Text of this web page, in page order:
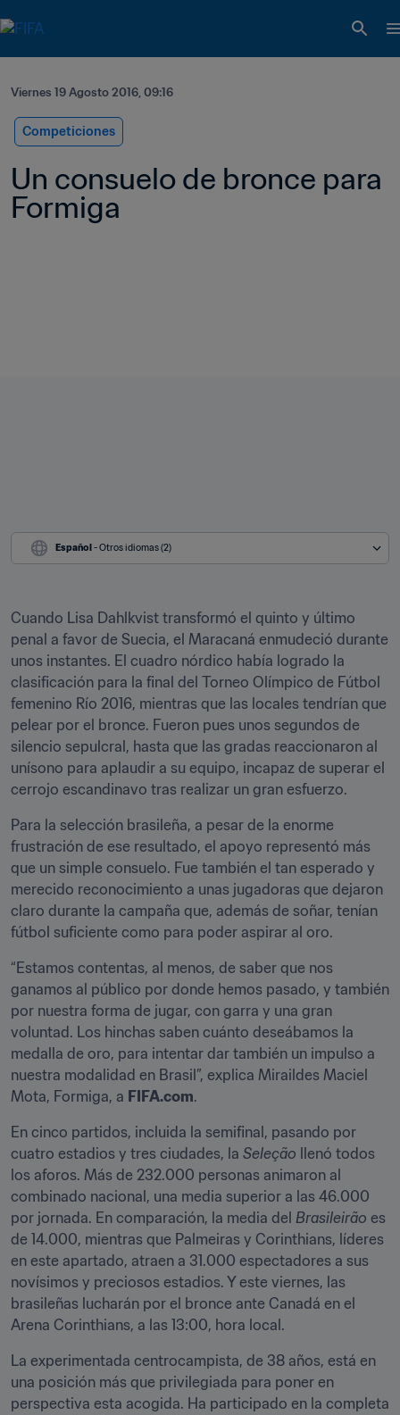
Viernes 19 Agosto 2016, 09:16
Competiciones
Un consuelo de bronce para
Formiga
Español - Otros idiomas (2)
Cuando Lisa Dahlkvist transformó el quinto y último
penal a favor de Suecia, el Maracaná enmudeció durante
unos instantes. El cuadro nórdico había logrado la
clasificación para la final del Torneo Olímpico de Fútbol
femenino Río 2016, mientras que las locales tendrían que
pelear por el bronce. Fueron pues unos segundos de
silencio sepulcral, hasta que las gradas reaccionaron al
unísono para aplaudir a su equipo, incapaz de superar el
cerrojo escandinavo tras realizar un gran esfuerzo.
Para la selección brasileña, a pesar de la enorme
frustración de ese resultado, el apoyo representó más
que un simple consuelo. Fue también el tan esperado y
merecido reconocimiento a unas jugadoras que dejaron
claro durante la campaña que, además de soñar, tenían
fútbol suficiente como para poder aspirar al oro.
“Estamos contentas, al menos, de saber que nos
ganamos al público por donde hemos pasado, y también
por nuestra forma de jugar, con garra y una gran
voluntad. Los hinchas saben cuánto deseábamos la
medalla de oro, para intentar dar también un impulso a
nuestra modalidad en Brasil”, explica Miraildes Maciel
Mota, Formiga, a FIFA.com.
En cinco partidos, incluida la semifinal, pasando por
cuatro estadios y tres ciudades, la Seleção llenó todos
los aforos. Más de 232.000 personas animaron al
combinado nacional, una media superior a las 46.000
por jornada. En comparación, la media del Brasileirão es
de 14.000, mientras que Palmeiras y Corinthians, líderes
en este apartado, atraen a 31.000 espectadores a sus
novísimos y preciosos estadios. Y este viernes, las
brasileñas lucharán por el bronce ante Canadá en el
Arena Corinthians, a las 13:00, hora local.
La experimentada centrocampista, de 38 años, está en
una posición más que privilegiada para poner en
perspectiva esta acogida. Ha participado en la completa